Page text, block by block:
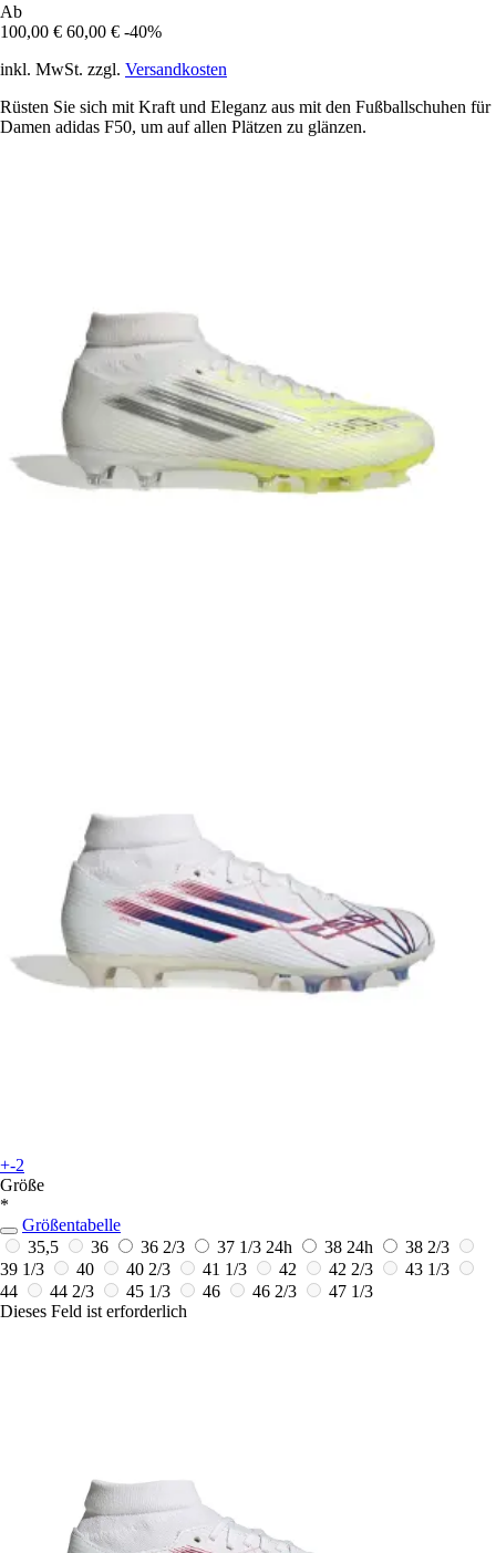
Ab
100,00 € 60,00 € -40%
inkl. MwSt. zzgl. Versandkosten
Rüsten Sie sich mit Kraft und Eleganz aus mit den Fußballschuhen für
Damen adidas F50, um auf allen Plätzen zu glänzen.
+-2
Größe
*
Größentabelle
35,5
36 36 2/3 37 1/3 24h 38 24h
38 2/3
39 1/3
40 40 2/3 41 1/3 42 42 2/3
43 1/3
44
44 2/3 45 1/3 46 46 2/3
47 1/3
Dieses Feld ist erforderlich